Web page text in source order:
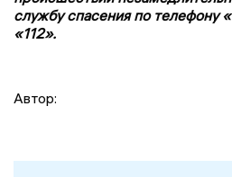
службу спасения по телефону
«112».
Автор: